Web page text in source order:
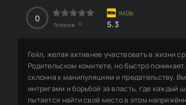
0
Голосов: 0 5.3
Гейл, желая активнее участвовать в жизни
Родительском комитете, но быстро
склонна к манипуляциям и предательству.
интригами и борьбой за власть, где
пытается найти своё место в этом